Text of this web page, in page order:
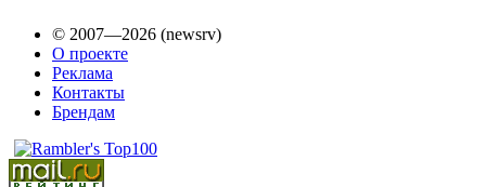
© 2007—2026 (newsrv)
О проекте
Реклама
Контакты
Брендам